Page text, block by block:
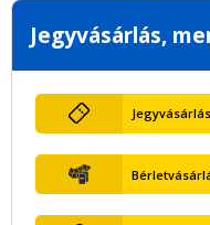
Jegyvásárlás,
Jegyvásárlás